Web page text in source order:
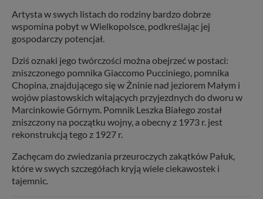
Artysta w swych listach do rodziny bardzo dobrze
wspomina pobyt w Wielkopolsce, podkreślając jej
gospodarczy potencjał.
Dziś oznaki jego twórczości można obejrzeć w postaci:
zniszczonego pomnika Giaccomo Pucciniego, pomnika
Chopina, znajdującego się w Żninie nad jeziorem Małym i
wojów piastowskich witających przyjezdnych do dworu w
Marcinkowie Górnym. Pomnik Leszka Białego został
zniszczony na początku wojny, a obecny z 1973 r. jest
rekonstrukcją tego z 1927 r.
Zachęcam do zwiedzania przeuroczych zakątków Pałuk,
które w swych szczegółach kryją wiele ciekawostek i
tajemnic.